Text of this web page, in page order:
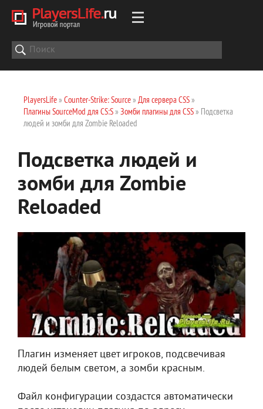
PlayersLife» Counter-Strike: Source» Для сервера CSS»
Плагины SourceMod для CS:S» Зомби плагины для CSS» Подсветка
людей и зомби для Zombie Reloaded
Подсветка людей и
зомби для Zombie
Reloaded
Плагин изменяет цвет игроков, подсвечивая
людей белым светом, а зомби красным.
Файл конфигурации создастся автоматически